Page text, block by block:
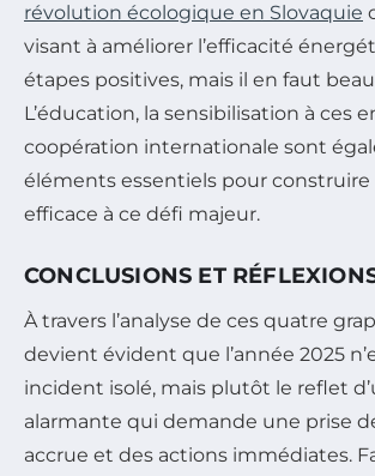
révolution écologique en Slovaquie
visant à améliorer l’efficacité
étapes positives, mais il en faut
L’éducation, la sensibilisation à ces
coopération internationale sont
éléments essentiels pour construire
efficace à ce défi majeur.
CONCLUSIONS ET
À travers l’analyse de ces quatre
devient évident que l’année 2025
incident isolé, mais plutôt le reflet
alarmante qui demande une prise
accrue et des actions immédiates.